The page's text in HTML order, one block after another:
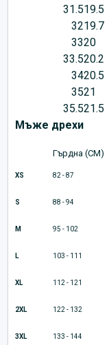
31.519.5
3219.7
3320
33.520.2
3420.5
3521
35.521.5
Мъже дрехи
Гърдна (CM)
XS 82 - 87
S 88 - 94
M 95 - 102
L 103 - 111
XL 112 - 121
2XL 122 - 132
3XL 133 - 144